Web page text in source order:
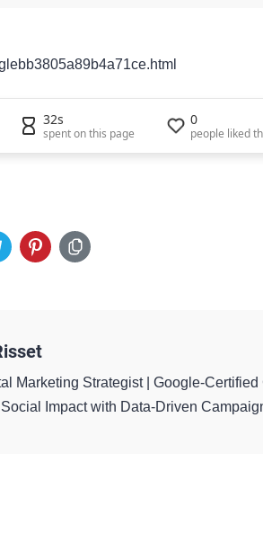
32s
spent on this page
0
people liked
Marketing Strategist | Google-Certified
Impact with Data-Driven